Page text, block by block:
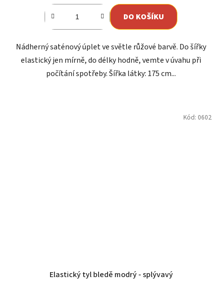
DO KOŠÍKU
Nádherný saténový úplet ve světle růžové barvě. Do šířky
elastický jen mírně, do délky hodně, vemte v úvahu při
počítání spotřeby. Šířka látky: 175 cm...
Elastický tyl bledě modrý - splývavý
Kód: 0602